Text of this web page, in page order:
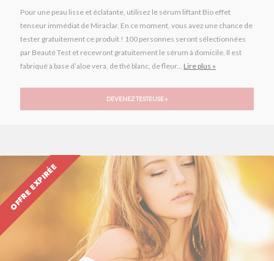
Pour une peau lisse et éclatante, utilisez le sérum liftant Bio effet
tenseur immédiat de Miraclar. En ce moment, vous avez une chance de
tester gratuitement ce produit ! 100 personnes seront sélectionnées
par Beauté Test et recevront gratuitement le sérum à domicile. Il est
fabriqué à base d’aloe vera, de thé blanc, de fleur... Lire plus »
DEVENEZ TESTEUSE »
OFFRE EXPIRÉE